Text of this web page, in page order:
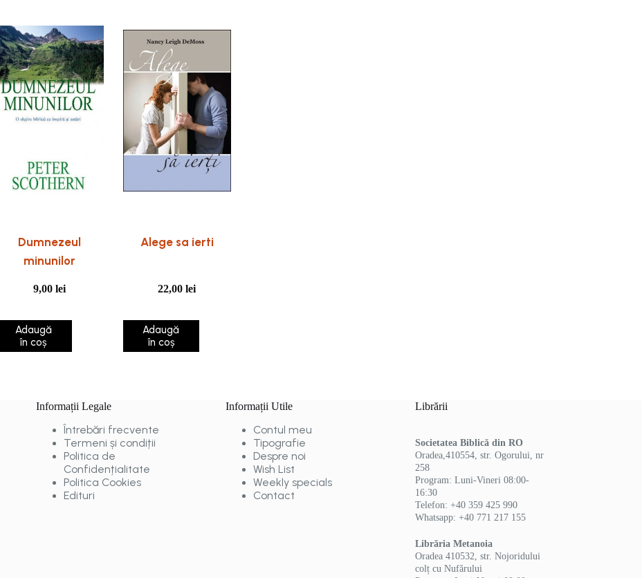
Dumnezeul
minunilor
9,00 lei
Adaugă
în coș
Alege sa ierti
22,00lei
Adaugă
în coș
Informații Legale
Întrebări frecvente
Termeni și condiții
Politica de
Confidențialitate
Politica Cookies
Edituri
Informații Utile
Contul meu
Tipografie
Despre noi
Wish List
Weekly specials
Contact
Librării
Societatea Biblică din RO
Oradea,410554, str. Ogorului, nr
258
Program: Luni-Vineri 08:00-
16:30
Telefon: +40 359 425 990
Whatsapp: +40 771 217 155
Librăria Metanoia
Oradea 410532, str. Nojoridului
colț cu Nufărului